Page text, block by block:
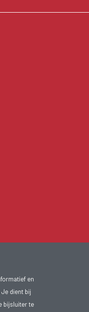
en
dient bij
bijsluiter te